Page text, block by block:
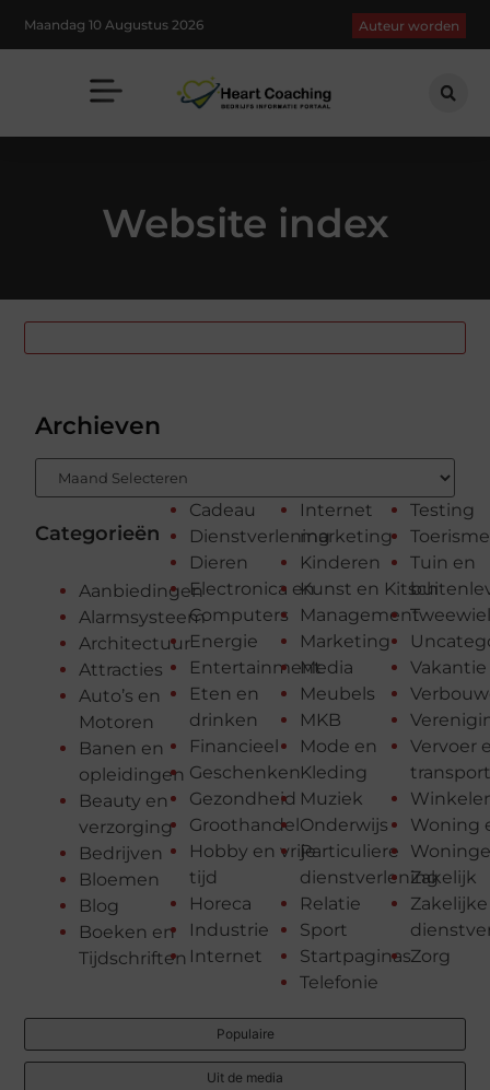
Maandag 10 Augustus 2026 Auteur worden
Website index
Populaire
Uit de media
Archieven
Categorieën
Aanbiedingen
Alarmsysteem
Architectuur
Attracties
Auto’s en
Motoren
Banen en
opleidingen
Beauty en
verzorging
Bedrijven
Bloemen
Blog
Boeken en
Tijdschriften
Cadeau
Dienstverlening
Dieren
Electronica en
Computers
Energie
Entertainment
Eten en
drinken
Financieel
Geschenken
Gezondheid
Groothandel
Hobby en vrije
tijd
Horeca
Industrie
Internet
Internet
marketing
Kinderen
Kunst en Kitsch
Management
Marketing
Media
Meubels
MKB
Mode en
Kleding
Muziek
Onderwijs
Particuliere
dienstverlening
Relatie
Sport
Startpaginas
Telefonie
Testing
Toerisme
Tuin en
Vakantie
Vervoer
transport
Woning
Zakelijk
Zakelijke
Zorg